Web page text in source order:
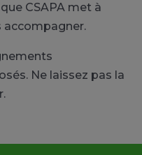
CSAPA met à
accompagner.
Ne laissez pas la